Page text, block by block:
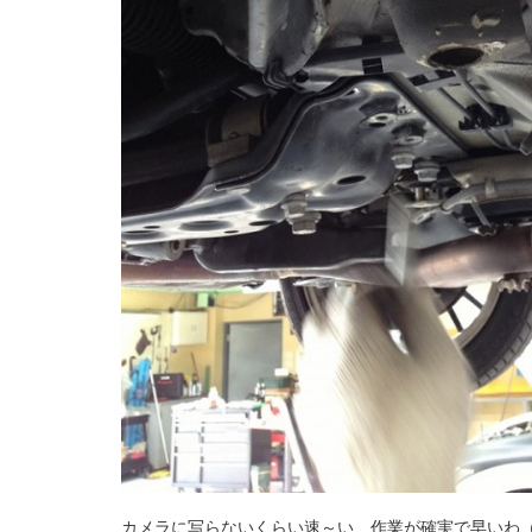
カメラに写らないくらい速～い、作業が確実で早いわ